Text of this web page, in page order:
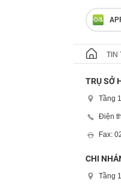
TIN
TRỤ SỞ
Tầng
Điện
Fax:
CHI
Tầng